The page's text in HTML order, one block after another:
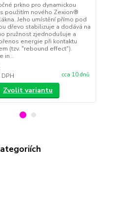
prkno pro dynamickou
použitím nového Zexion®
Jeho umístění přímo pod
dřevo stabilizuje a dodává na
pružnost zjednodušuje a
energie při kontaktu
(tzv. "rebound effect").
in...
cca 10 dnů
Zvolit variantu